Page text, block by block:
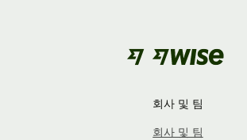
회사 및 팀
회사 및 팀